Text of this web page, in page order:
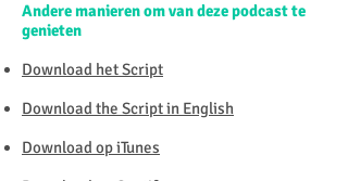
Andere manieren om van deze podcast te
genieten
Download het Script
Download the Script in English
Download op iTunes